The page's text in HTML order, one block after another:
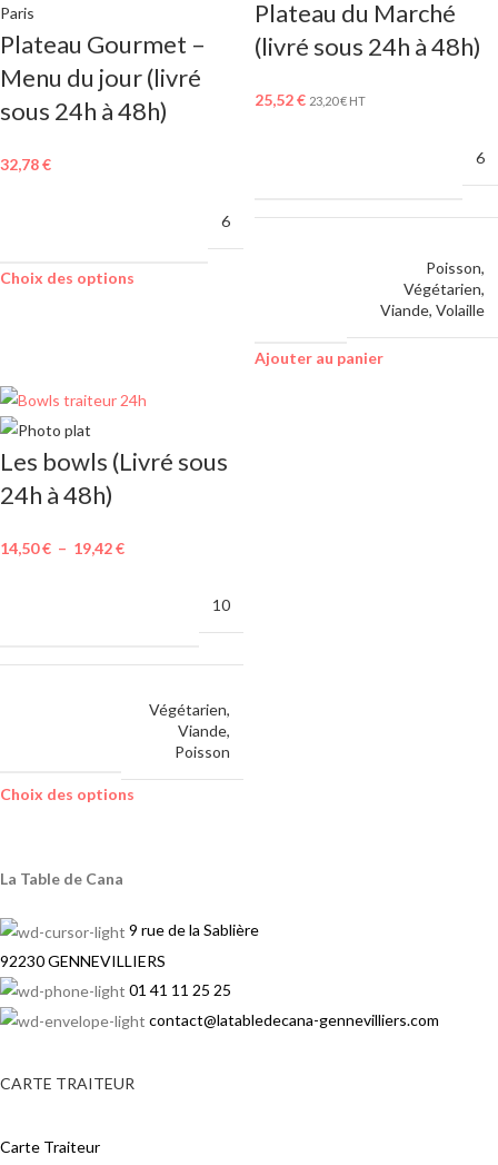
Plateau Gourmet –
Menu du jour (livré
sous 24h à 48h)
32,78€
6
Choix des options
Plateau du Marché
(livré sous 24h à 48h)
25,52€ 23,20€ HT
6
Poisson,
Végétarien,
Viande, Volaille
Ajouter au panier
Les bowls (Livré sous
24h à 48h)
14,50€ – 19,42€
10
Végétarien,
Viande,
Poisson
Choix des options
La Table de Cana
9 rue de la Sablière
92230 GENNEVILLIERS
01 41 11 25 25
contact@latabledecana-gennevilliers.com
CARTE TRAITEUR
Carte Traiteur